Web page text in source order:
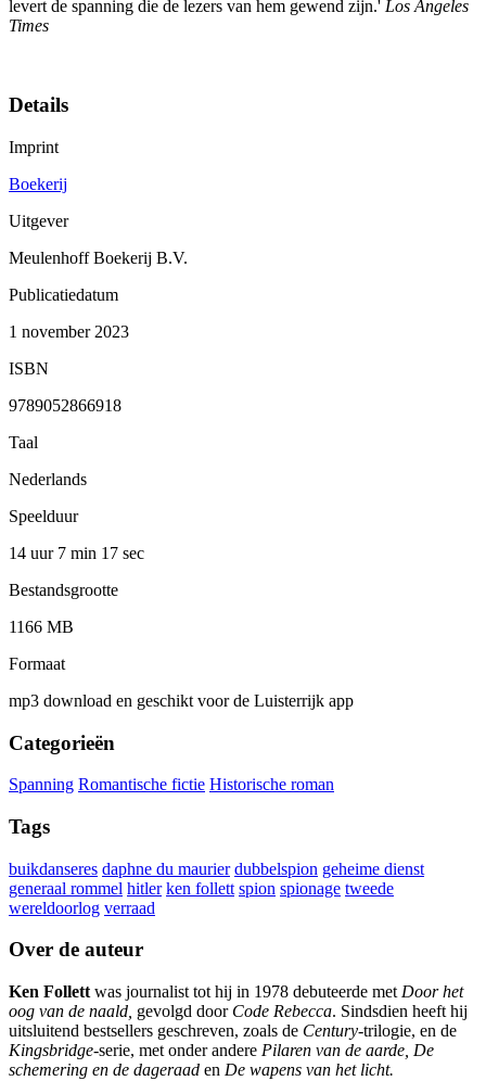
levert de spanning die de lezers van hem gewend zijn.' Los Angeles
Times
Details
Imprint
Boekerij
Uitgever
Meulenhoff Boekerij B.V.
Publicatiedatum
1 november 2023
ISBN
9789052866918
Taal
Nederlands
Speelduur
14 uur 7 min 17 sec
Bestandsgrootte
1166 MB
Formaat
mp3 download en geschikt voor de Luisterrijk app
Categorieën
Spanning Romantische fictie Historische roman
Tags
buikdanseres daphne du maurier dubbelspion geheime dienst
generaal rommel hitler ken follett spion spionage tweede
wereldoorlog verraad
Over de auteur
Ken Follett was journalist tot hij in 1978 debuteerde met Door het
oog van de naald, gevolgd door Code Rebecca. Sindsdien heeft hij
uitsluitend bestsellers geschreven, zoals de Century-trilogie, en de
Kingsbridge-serie, met onder andere Pilaren van de aarde, De
schemering en de dageraad en De wapens van het licht.